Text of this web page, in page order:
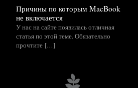
Причины по которым MacBook
не включается
У нас на сайте появилась отличная
статья по этой теме. Обязательно
прочтите […]